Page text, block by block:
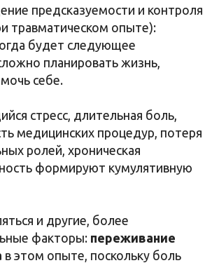
предсказуемости и контроля
травматическом опыте):
будет следующее
планировать жизнь,
себе.
стресс, длительная боль,
медицинских процедур, потеря
ролей, хроническая
формируют кумулятивную
и другие, более
факторы: переживание
в этом опыте, поскольку боль